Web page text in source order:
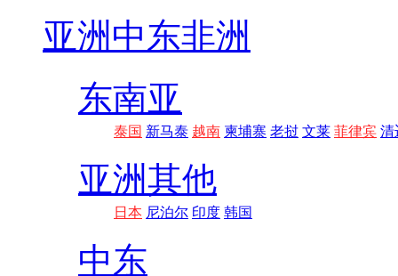
亚洲 中东非洲
东南亚
泰国 新马泰 越南 柬埔寨 老挝 文莱 菲律宾 清
亚洲其他
日本 尼泊尔 印度 韩国
中东